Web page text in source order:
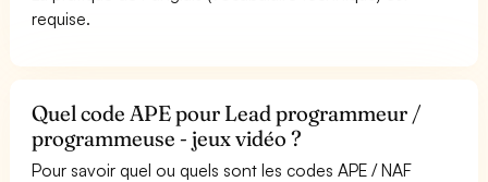
requise.
Quel code APE pour Lead programmeur /
programmeuse - jeux vidéo ?
Pour savoir quel ou quels sont les codes APE / NAF